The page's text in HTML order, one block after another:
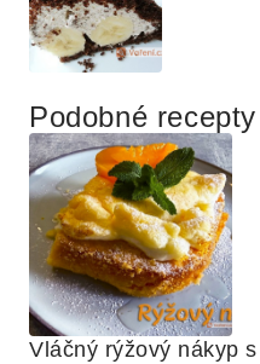
Podobné recepty
Vláčný rýžový nákyp s